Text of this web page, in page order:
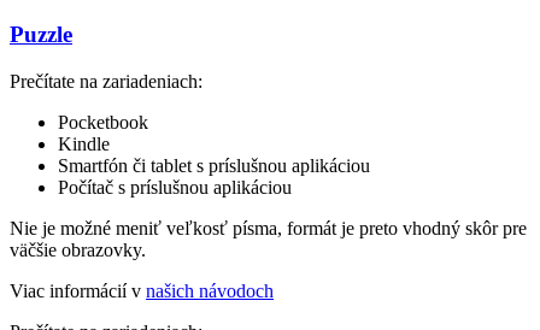
Puzzle
Prečítate na zariadeniach:
Pocketbook
Kindle
Smartfón či tablet s príslušnou aplikáciou
Počítač s príslušnou aplikáciou
Nie je možné meniť veľkosť písma, formát je preto vhodný skôr pre
väčšie obrazovky.
Viac informácií v našich návodoch